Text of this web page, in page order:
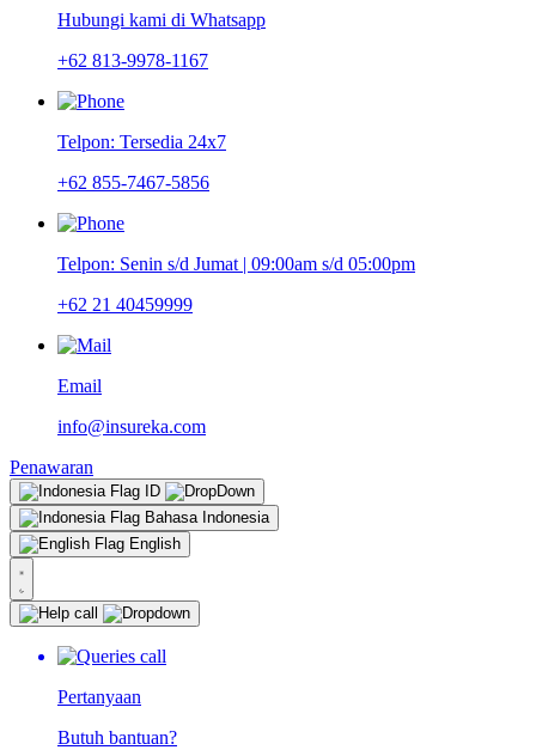
Hubungi kami di Whatsapp
+62 813-9978-1167
Telpon: Tersedia 24x7
+62 855-7467-5856
Telpon: Senin s/d Jumat | 09:00am s/d 05:00pm
+62 21 40459999
Email
info@insureka.com
Penawaran
ID
Bahasa Indonesia
English
Pertanyaan
Butuh bantuan?